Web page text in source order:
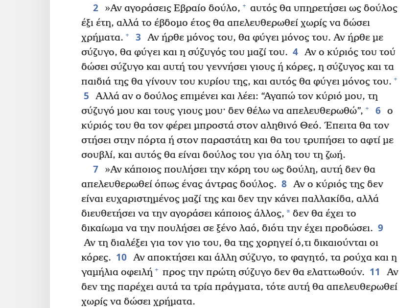
2 »Αν αγοράσεις Εβραίο δούλο, + αυτός θα υπηρετήσει ως δούλος
έξι έτη, αλλά το έβδομο έτος θα απελευθερωθεί χωρίς να δώσει
χρήματα. + 3
Αν ήρθε μόνος του, θα φύγει μόνος του. Αν ήρθε με
σύζυγο, θα φύγει και η σύζυγός του μαζί του. 4 Αν ο κύριός του τού
δώσει σύζυγο και αυτή του γεννήσει γιους ή κόρες, η σύζυγος και τα
παιδιά της θα γίνουν του κυρίου της, και αυτός θα φύγει μόνος του. +
5
Αλλά αν ο δούλος επιμένει και λέει: “Αγαπώ τον κύριό μου, τη
σύζυγό μου και τους γιους μου· δεν θέλω να απελευθερωθώ”, + 6 ο
κύριός του θα τον φέρει μπροστά στον αληθινό Θεό. Έπειτα θα τον
στήσει στην πόρτα ή στον παραστάτη και θα του τρυπήσει το αφτί με
σουβλί, και αυτός θα είναι δούλος του για όλη του τη ζωή.
7
»Αν κάποιος πουλήσει την κόρη του ως δούλη, αυτή δεν θα
απελευθερωθεί όπως ένας άντρας δούλος. 8 Αν ο κύριός της δεν
είναι ευχαριστημένος μαζί της και δεν την κάνει παλλακίδα, αλλά
διευθετήσει να την αγοράσει κάποιος άλλος, * δεν θα έχει το
δικαίωμα να την πουλήσει σε ξένο λαό, διότι την έχει προδώσει. 9
Αν τη διαλέξει για τον γιο του, θα της χορηγεί ό,τι δικαιούνται οι
κόρες. 10 Αν αποκτήσει και άλλη σύζυγο, το φαγητό, τα ρούχα και η
γαμήλια οφειλή + προς την πρώτη σύζυγο δεν θα ελαττωθούν. 11
Αν
δεν της παρέχει αυτά τα τρία πράγματα, τότε αυτή θα απελευθερωθεί
χωρίς να δώσει χρήματα.